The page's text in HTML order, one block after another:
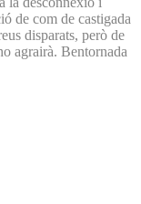
de com de castigada
disparats, però de
agrairà. Bentornada